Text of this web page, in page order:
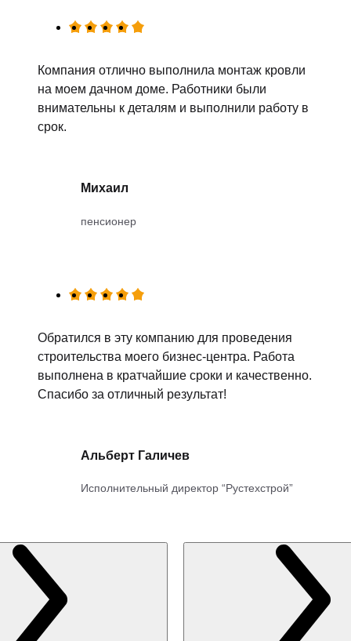
Компания отлично выполнила монтаж кровли
на моем дачном доме. Работники были
внимательны к деталям и выполнили работу в
срок.
Михаил
пенсионер
Обратился в эту компанию для проведения
строительства моего бизнес-центра. Работа
выполнена в кратчайшие сроки и качественно.
Спасибо за отличный результат!
Альберт Галичев
Исполнительный директор “Рустехстрой”